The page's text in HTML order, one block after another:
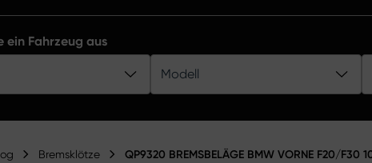
ein Fahrzeug aus
Modell
Bremsklötze QP9320 BREMSBELÄGE BMW VORNE F20/F30